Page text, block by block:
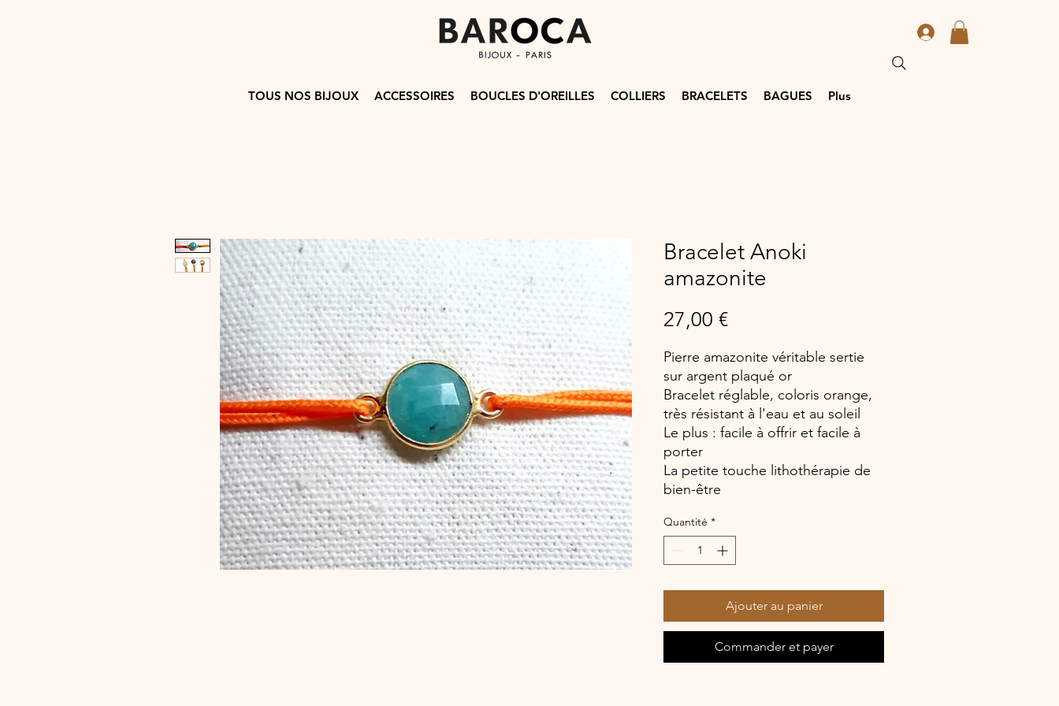
TOUS NOS BIJOUX ACCESSOIRES BOUCLES D'OREILLES COLLIERS BRACELETS BAGUES Plus
Bracelet Anoki
amazonite
27,00 €Prix
Pierre amazonite véritable sertie
sur argent plaqué or
Bracelet réglable, coloris orange,
très résistant à l'eau et au soleil
Le plus : facile à offrir et facile à
porter
La petite touche lithothérapie de
bien-être
Quantité *
Ajouter au panier
Commander et payer